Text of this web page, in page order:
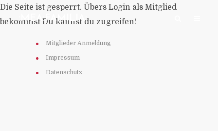
:MEA:FAMILIA:
Die Seite ist gesperrt. Übers Login als Mitglied
bekommst Du kannst du zugreifen!
Mitglieder Anmeldung
Impressum
Datenschutz